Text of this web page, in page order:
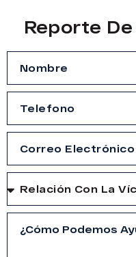
Reporte